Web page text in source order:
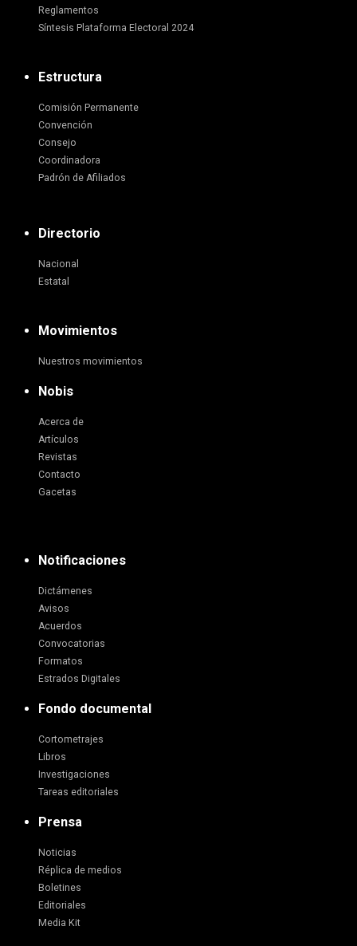
Reglamentos
Síntesis Plataforma Electoral 2024
Estructura
Comisión Permanente
Convención
Consejo
Coordinadora
Padrón de Afiliados
Directorio
Nacional
Estatal
Movimientos
Nuestros movimientos
Nobis
Acerca de
Artículos
Revistas
Contacto
Gacetas
Notificaciones
Dictámenes
Avisos
Acuerdos
Convocatorias
Formatos
Estrados Digitales
Fondo documental
Cortometrajes
Libros
Investigaciones
Tareas editoriales
Prensa
Noticias
Réplica de medios
Boletines
Editoriales
Media Kit